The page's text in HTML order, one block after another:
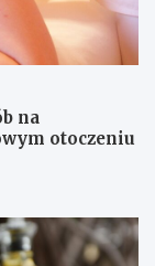
na
otoczeniu